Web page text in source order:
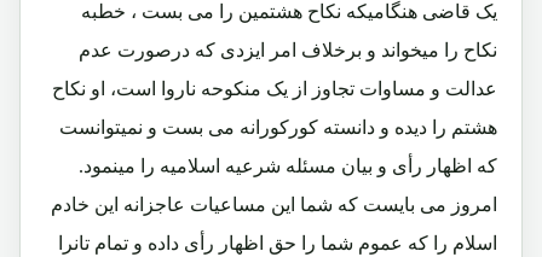
یک قاضی هنگامیکه نکاح هشتمین را می بست ، خطبه
نکاح را میخواند و برخلاف امر ایزدی که درصورت عدم
عدالت و مساوات تجاوز از یک منکوحه ناروا است، او نکاح
هشتم را دیده و دانسته کورکورانه می بست و نمیتوانست
که اظهار رأی و بیان مسئله شرعیه اسلامیه را مینمود.
امروز می بایست که شما این مساعیات عاجزانه این خادم
اسلام را که عموم شما را حق اظهار رأی داده و تمام تانرا